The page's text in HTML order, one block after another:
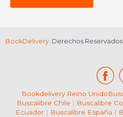
BookDelivery. Derechos Reservados.
Bookdelivery Reino Unido
Buscalibre Chile | Buscalibre
Ecuador| Buscalibre España |